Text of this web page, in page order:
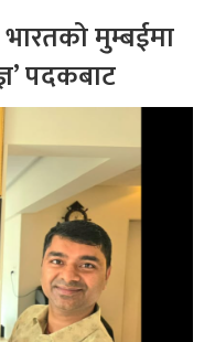
मुम्बईमा
पदकबाट